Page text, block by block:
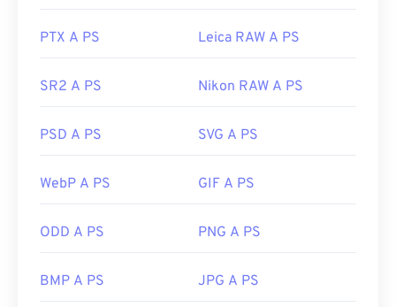
PTX A PS Leica RAW A PS
SR2 A PS Nikon RAW A PS
PSD A PS SVG A PS
WebP A PS GIF A PS
ODD A PS PNG A PS
BMP A PS JPG A PS